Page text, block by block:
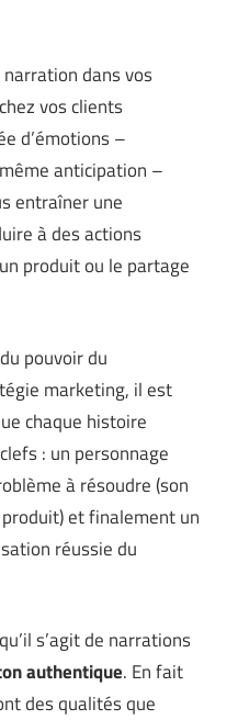
dans vos
vos clients
d’émotions –
anticipation –
entraîner une
à des actions
produit ou le partage
pouvoir du
marketing, il est
chaque histoire
: un personnage
à résoudre (son
et finalement un
réussie du
s’agit de narrations
authentique. En fait
des qualités que